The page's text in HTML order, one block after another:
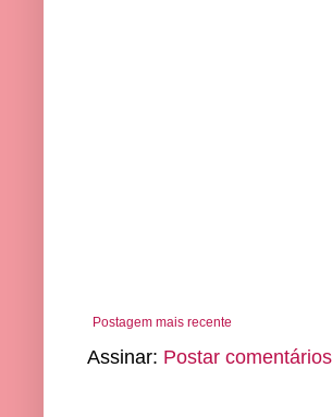
Postagem mais recente
Assinar: Postar